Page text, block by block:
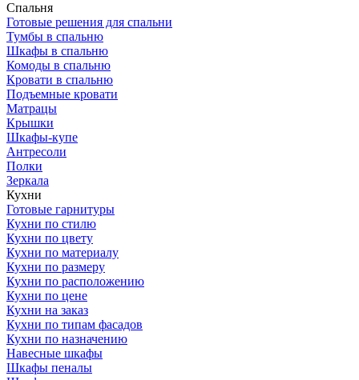
Спальня
Готовые решения для спальни
Тумбы в спальню
Шкафы в спальню
Комоды в спальню
Кровати в спальню
Подъемные кровати
Матрацы
Крышки
Шкафы-купе
Антресоли
Полки
Зеркала
Кухни
Готовые гарнитуры
Кухни по стилю
Кухни по цвету
Кухни по материалу
Кухни по размеру
Кухни по расположению
Кухни по цене
Кухни на заказ
Кухни по типам фасадов
Кухни по назначению
Навесные шкафы
Шкафы пеналы